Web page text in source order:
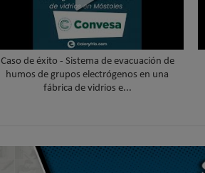
Caso de éxito - Sistema de evacuación de
humos de grupos electrógenos en una
fábrica de vidrios e...